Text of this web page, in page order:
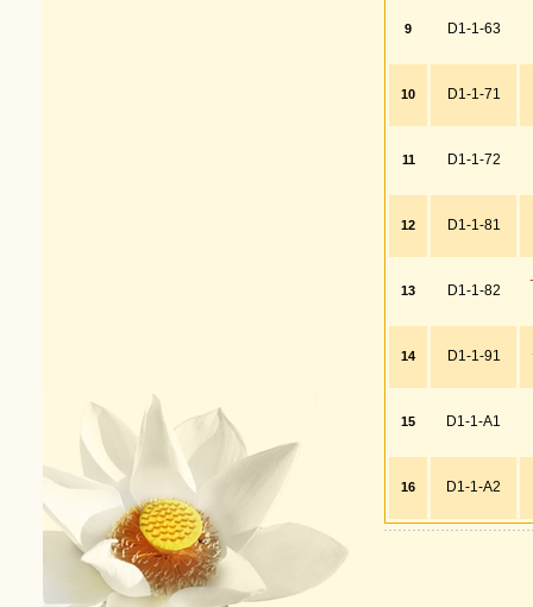
9 D1-1-63
10 D1-1-71
11 D1-1-72
12 D1-1-81
13 D1-1-82
14 D1-1-91
15 D1-1-A1
16 D1-1-A2